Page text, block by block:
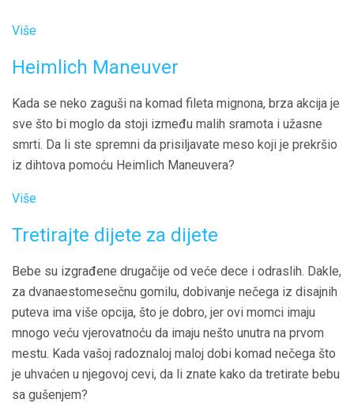
Više
Heimlich Maneuver
Kada se neko zaguši na komad fileta mignona, brza akcija je
sve što bi moglo da stoji između malih sramota i užasne
smrti. Da li ste spremni da prisiljavate meso koji je prekršio
iz dihtova pomoću Heimlich Maneuvera?
Više
Tretirajte dijete za dijete
Bebe su izgrađene drugačije od veće dece i odraslih. Dakle,
za dvanaestomesečnu gomilu, dobivanje nečega iz disajnih
puteva ima više opcija, što je dobro, jer ovi momci imaju
mnogo veću vjerovatnoću da imaju nešto unutra na prvom
mestu. Kada vašoj radoznaloj maloj dobi komad nečega što
je uhvaćen u njegovoj cevi, da li znate kako da tretirate bebu
sa gušenjem?